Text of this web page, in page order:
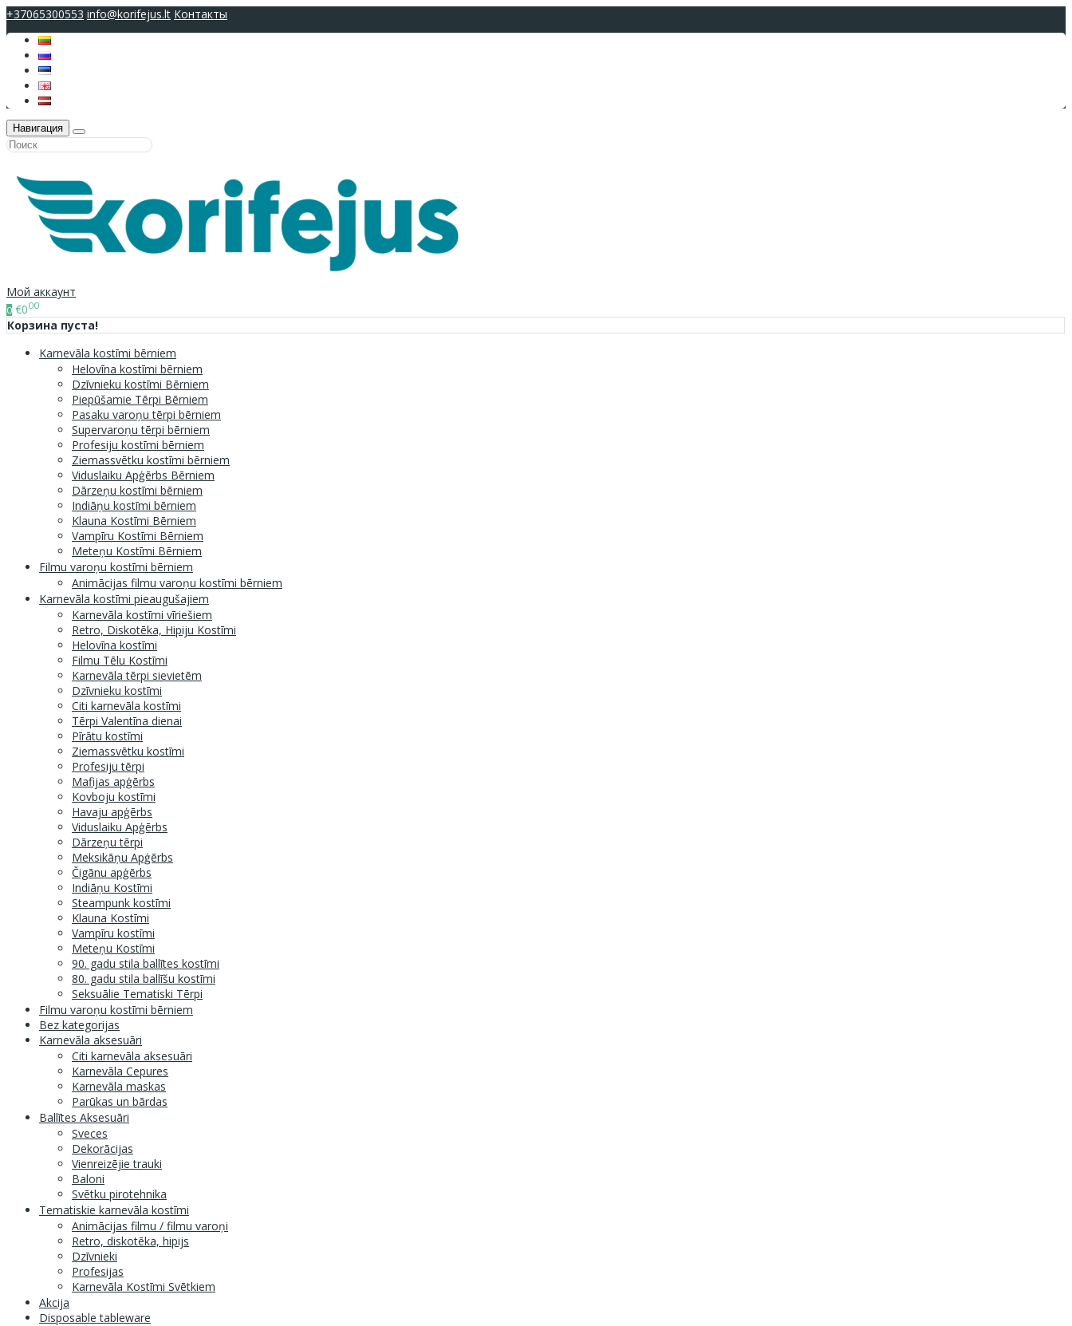
+37065300553 info@korifejus.lt Контакты
Навигация
Мой аккаунт
0 €000
Корзина пуста!
Karnevāla kostīmi bērniem
Helovīna kostīmi bērniem
Dzīvnieku kostīmi Bērniem
Piepūšamie Tērpi Bērniem
Pasaku varoņu tērpi bērniem
Supervaroņu tērpi bērniem
Profesiju kostīmi bērniem
Ziemassvētku kostīmi bērniem
Viduslaiku Apģērbs Bērniem
Dārzeņu kostīmi bērniem
Indiāņu kostīmi bērniem
Klauna Kostīmi Bērniem
Vampīru Kostīmi Bērniem
Meteņu Kostīmi Bērniem
Filmu varoņu kostīmi bērniem
Animācijas filmu varoņu kostīmi bērniem
Karnevāla kostīmi pieaugušajiem
Karnevāla kostīmi vīriešiem
Retro, Diskotēka, Hipiju Kostīmi
Helovīna kostīmi
Filmu Tēlu Kostīmi
Karnevāla tērpi sievietēm
Dzīvnieku kostīmi
Citi karnevāla kostīmi
Tērpi Valentīna dienai
Pīrātu kostīmi
Ziemassvētku kostīmi
Profesiju tērpi
Mafijas apģērbs
Kovboju kostīmi
Havaju apģērbs
Viduslaiku Apģērbs
Dārzeņu tērpi
Meksikāņu Apģērbs
Čigānu apģērbs
Indiāņu Kostīmi
Steampunk kostīmi
Klauna Kostīmi
Vampīru kostīmi
Meteņu Kostīmi
90. gadu stila ballītes kostīmi
80. gadu stila ballīšu kostīmi
Seksuālie Tematiski Tērpi
Filmu varoņu kostīmi bērniem
Bez kategorijas
Karnevāla aksesuāri
Citi karnevāla aksesuāri
Karnevāla Cepures
Karnevāla maskas
Parūkas un bārdas
Ballītes Aksesuāri
Sveces
Dekorācijas
Vienreizējie trauki
Baloni
Svētku pirotehnika
Tematiskie karnevāla kostīmi
Animācijas filmu / filmu varoņi
Retro, diskotēka, hipijs
Dzīvnieki
Profesijas
Karnevāla Kostīmi Svētkiem
Akcija
Disposable tableware